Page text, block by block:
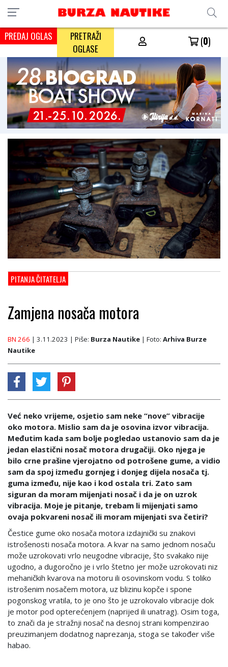
PREDAJ OGLAS
PRETRAŽI
OGLASE
(0)
PITANJA ČITATELJA
Zamjena nosača motora
BN 266 | 3.11.2023 | Piše: Burza Nautike | Foto: Arhiva Burze
Nautike
Već neko vrijeme, osjetio sam neke “nove” vibracije
oko motora. Mislio sam da je osovina izvor vibracija.
Međutim kada sam bolje pogledao ustanovio sam da je
jedan elastični nosač motora drugačiji. Oko njega je
bilo crne prašine vjerojatno od potrošene gume, a vidio
sam da spoj između gornjeg i donjeg dijela nosača tj.
guma između, nije kao i kod ostala tri. Zato sam
siguran da moram mijenjati nosač i da je on uzrok
vibracija. Moje je pitanje, trebam li mijenjati samo
ovaja pokvareni nosač ili moram mijenjati sva četiri?
Čestice gume oko nosača motora izdajnički su znakovi
istrošenosti nosača motora. A kvar na samo jednom nosaču
može uzrokovati vrlo neugodne vibracije, što svakako nije
ugodno, a dugoročno je i vrlo štetno jer može uzrokovati niz
mehaničkih kvarova na motoru ili osovinskom vodu. S toliko
istrošenim nosačem motora, uz blizinu kopče i spone
pogonskog vratila, to je ono što je uzrokovalo vibracije dok
je motor pod opterećenjem (naprijed ili unatrag). Osim toga,
to znači da je stražnji nosač na desnoj strani kompenzirao
preuzimanjem dodatnog naprezanja, stoga se također više
habao.